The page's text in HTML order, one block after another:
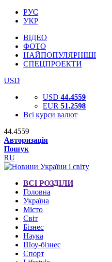
РУС
УКР
ВІДЕО
ФОТО
НАЙПОПУЛЯРНІШІ
СПЕЦПРОЕКТИ
USD
USD 44.4559
EUR 51.2598
Всі курси валют
44.4559
Авторизація
Пошук
RU
ВСІ РОЗДІЛИ
Головна
Україна
Місто
Світ
Бізнес
Наука
Шоу-бізнес
Спорт